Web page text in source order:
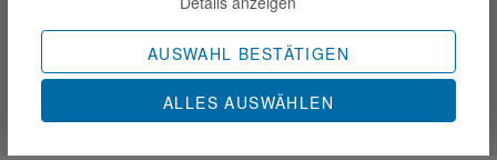
AUSWAHL BESTÄTIGEN
ALLES AUSWÄHLEN